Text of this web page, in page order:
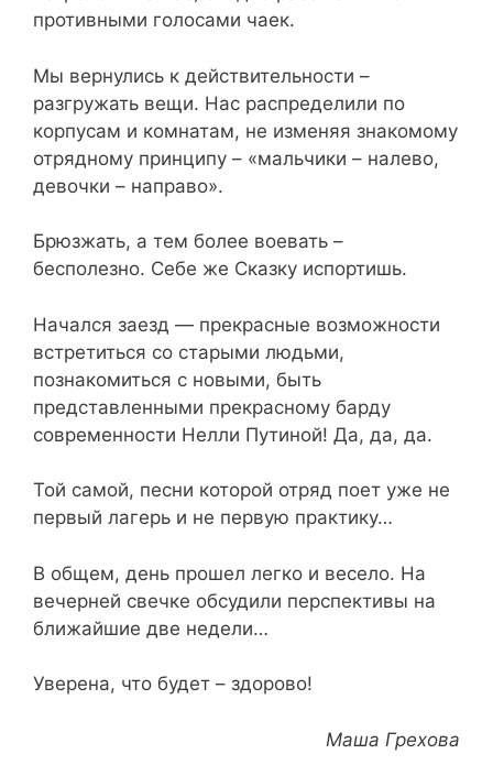
противными голосами чаек.
Мы вернулись к действительности –
разгружать вещи. Нас распределили по
корпусам и комнатам, не изменяя знакомому
отрядному принципу – «мальчики – налево,
девочки – направо».
Брюзжать, а тем более воевать –
бесполезно. Себе же Сказку испортишь.
Начался заезд — прекрасные возможности
встретиться со старыми людьми,
познакомиться с новыми, быть
представленными прекрасному барду
современности Нелли Путиной! Да, да, да.
Той самой, песни которой отряд поет уже не
первый лагерь и не первую практику…
В общем, день прошел легко и весело. На
вечерней свечке обсудили перспективы на
ближайшие две недели…
Уверена, что будет – здорово!
Маша Грехова